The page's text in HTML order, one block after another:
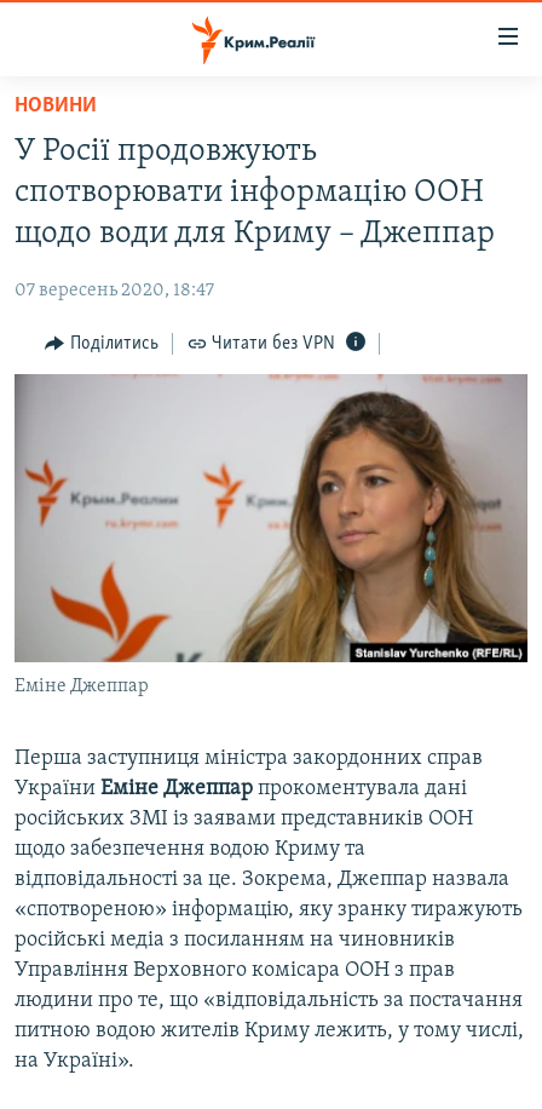
Перейти
основного
матеріалу
до
основної
навігації
Перейти
до
ВІДЕО ТА ФОТО
БЛОГИ
ПОГЛЯД
СПЕЦПРОЕКТИ
ДЕПОРТАЦІЯ
ВІДЕОУРОКИ «ELIFBE»
СВІДЧЕННЯ ОКУПАЦІЇ
УКРАЇНСЬКА ПРОБЛЕМА КРИМУ
ІНФОГРАФІКА
ЯК ОБІЙТИ БЛОКУВАННЯ
Русский
Qırımtatar
ДОЛУЧАЙСЯ!
Усі сайти RFE/RL
НОВИНИ
У Росії продовжують
спотворювати інформацію ООН
щодо води для Криму – Джеппар
07 вересень 2020, 18:47
Поділитись Читати без VPN
Еміне Джеппар
Перша заступниця міністра закордонних справ
України Еміне Джеппар прокоментувала дані
російських ЗМІ із заявами представників ООН
щодо забезпечення водою Криму та
відповідальності за це. Зокрема, Джеппар назвала
«спотвореною» інформацію, яку зранку тиражують
російські медіа з посиланням на чиновників
Управління Верховного комісара ООН з прав
людини про те, що «відповідальність за постачання
питною водою жителів Криму лежить, у тому числі,
на Україні».